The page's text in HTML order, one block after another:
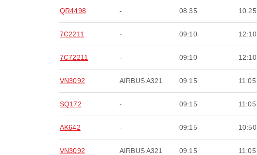
QR4498 - 08:35 10:25
7C2211 - 09:10 12:10
7C72211 - 09:10 12:10
VN3092 AIRBUS A321 09:15 11:05
SQ172 - 09:15 11:05
AK642 - 09:15 10:50
VN3092 AIRBUS A321 09:15 11:05